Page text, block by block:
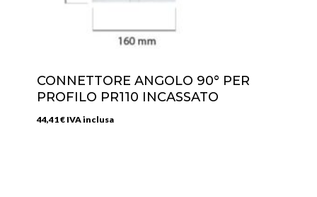
CONNETTORE ANGOLO 90° PER
PROFILO PR110 INCASSATO
44,41€ IVA inclusa